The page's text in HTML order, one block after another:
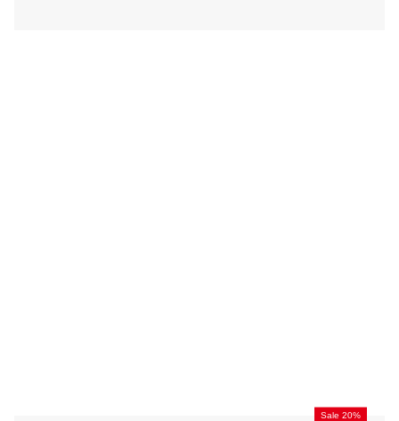
Sale 20%